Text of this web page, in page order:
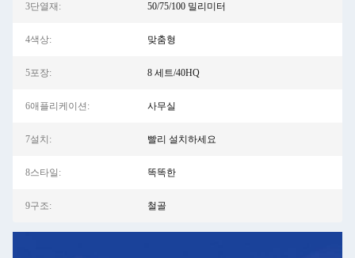
3단열재: 50/75/100 밀리미터
4색상: 맞춤형
5포장: 8 세트/40HQ
6애플리케이션: 사무실
7설치: 빨리 설치하세요
8스타일: 똑똑한
9구조: 철골